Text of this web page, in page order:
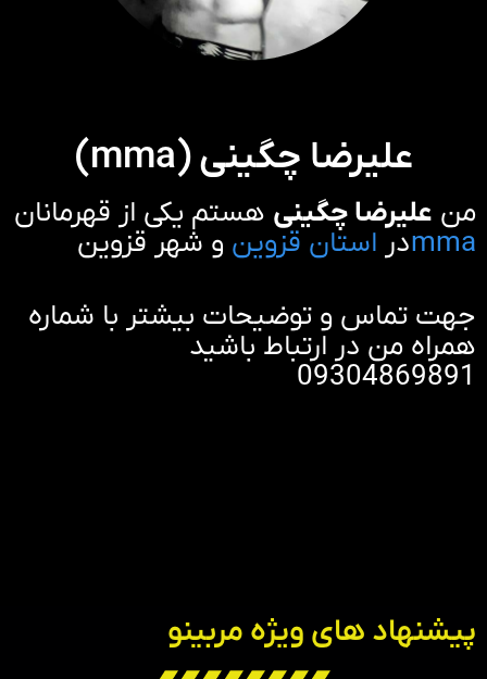
علیرضا چگینی (mma)
من علیرضا چگینی هستم یکی از قهرمانان
mmaدر استان قزوین و شهر قزوین
جهت تماس و توضیحات بیشتر با شماره
همراه من در ارتباط باشید
09304869891
پیشنهاد های ویژه مربینو